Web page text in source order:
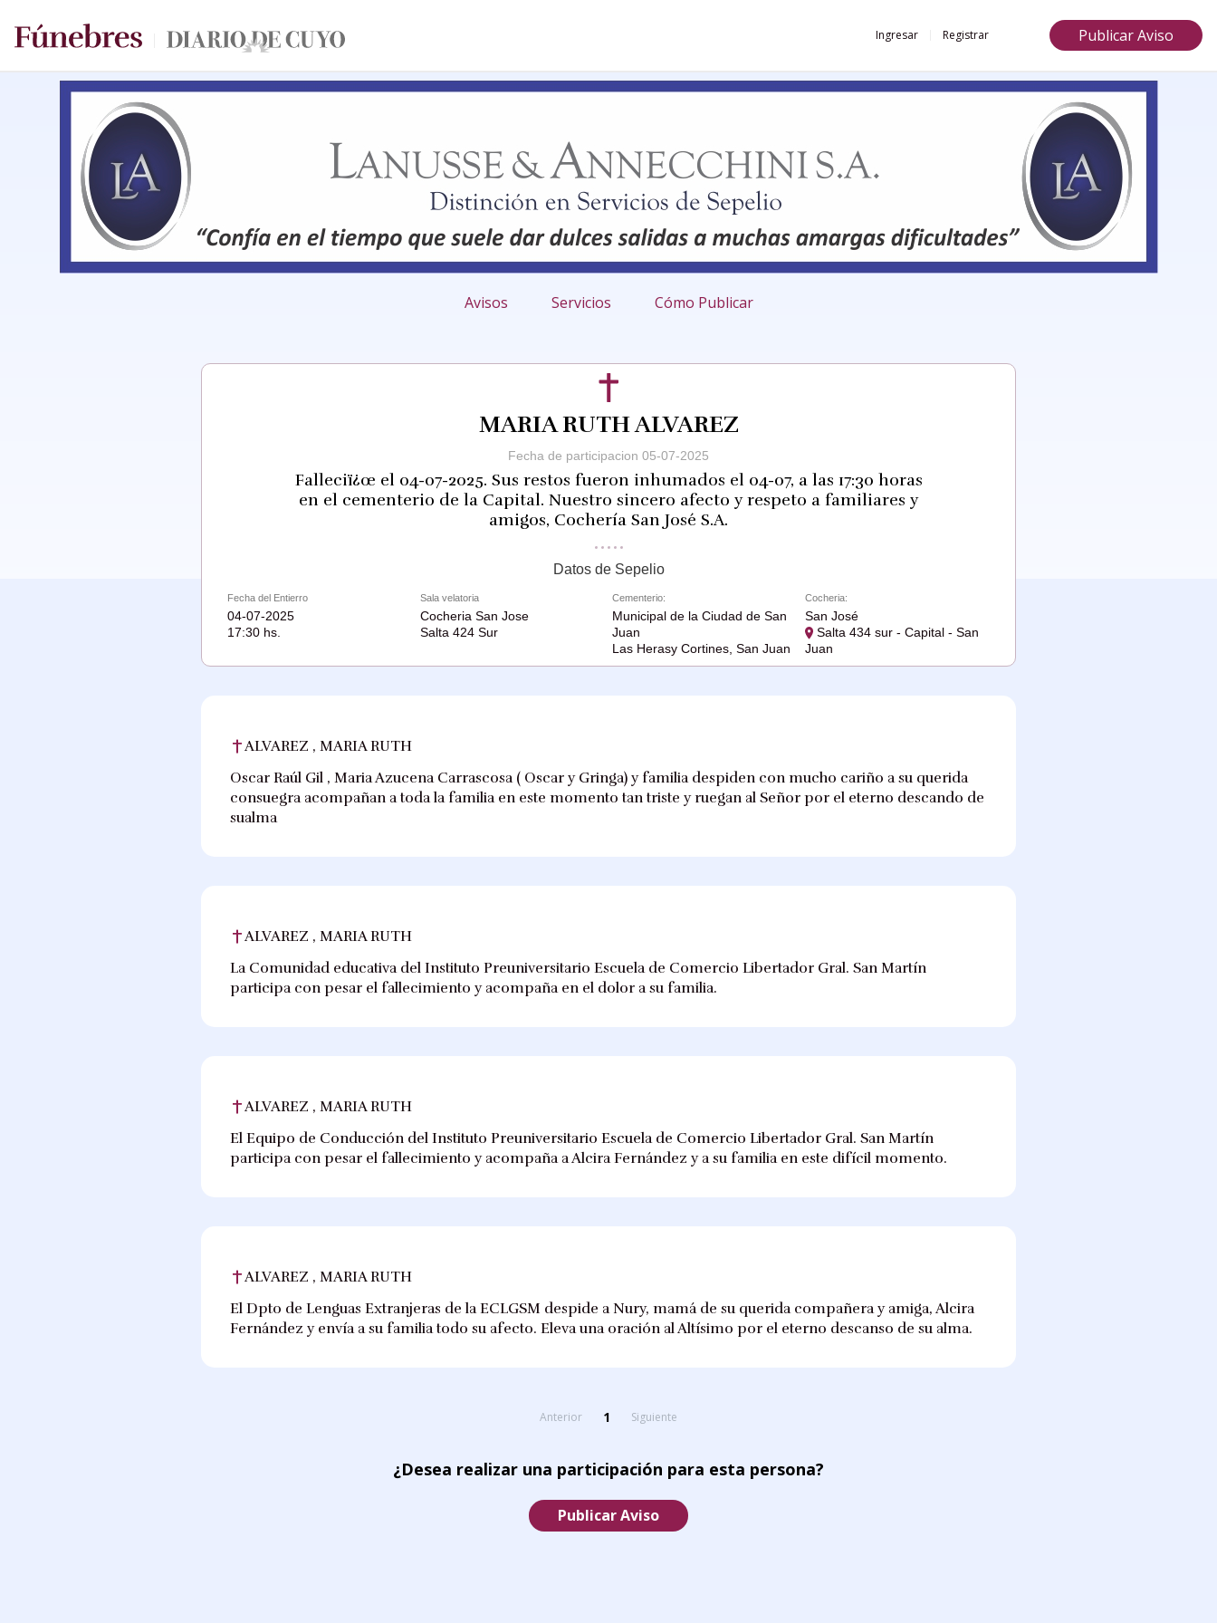
Ingresar Registrar Publicar Aviso
Avisos Servicios Cómo Publicar
MARIA RUTH ALVAREZ
Fecha de participacion 05-07-2025
Falleciï¿œ el 04-07-2025. Sus restos fueron inhumados el 04-07, a las 17:30 horas
en el cementerio de la Capital. Nuestro sincero afecto y respeto a familiares y
amigos, Cochería San José S.A.
Datos de Sepelio
Fecha del Entierro
04-07-2025
17:30 hs.
Sala velatoria
Cocheria San Jose
Salta 424 Sur
Cementerio:
Municipal de la Ciudad de San
Juan
Las Herasy Cortines, San Juan
Cocheria:
San José
Salta 434 sur - Capital - San
Juan
ALVAREZ , MARIA RUTH
Oscar Raúl Gil , Maria Azucena Carrascosa ( Oscar y Gringa) y familia despiden con mucho cariño a su querida
consuegra acompañan a toda la familia en este momento tan triste y ruegan al Señor por el eterno descando de
sualma
ALVAREZ , MARIA RUTH
La Comunidad educativa del Instituto Preuniversitario Escuela de Comercio Libertador Gral. San Martín
participa con pesar el fallecimiento y acompaña en el dolor a su familia.
ALVAREZ , MARIA RUTH
El Equipo de Conducción del Instituto Preuniversitario Escuela de Comercio Libertador Gral. San Martín
participa con pesar el fallecimiento y acompaña a Alcira Fernández y a su familia en este difícil momento.
ALVAREZ , MARIA RUTH
El Dpto de Lenguas Extranjeras de la ECLGSM despide a Nury, mamá de su querida compañera y amiga, Alcira
Fernández y envía a su familia todo su afecto. Eleva una oración al Altísimo por el eterno descanso de su alma.
Anterior 1 Siguiente
¿Desea realizar una participación para esta persona?
Publicar Aviso